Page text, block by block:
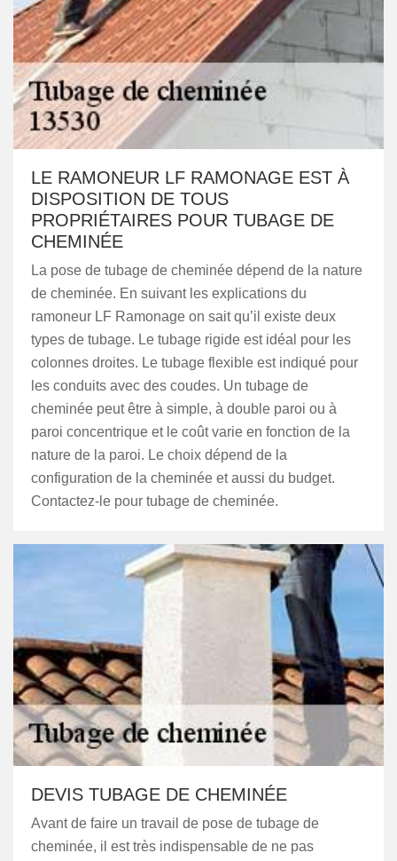
LE RAMONEUR LF RAMONAGE EST À
DISPOSITION DE TOUS
PROPRIÉTAIRES POUR TUBAGE DE
CHEMINÉE
La pose de tubage de cheminée dépend de la nature
de cheminée. En suivant les explications du
ramoneur LF Ramonage on sait qu’il existe deux
types de tubage. Le tubage rigide est idéal pour les
colonnes droites. Le tubage flexible est indiqué pour
les conduits avec des coudes. Un tubage de
cheminée peut être à simple, à double paroi ou à
paroi concentrique et le coût varie en fonction de la
nature de la paroi. Le choix dépend de la
configuration de la cheminée et aussi du budget.
Contactez-le pour tubage de cheminée.
DEVIS TUBAGE DE CHEMINÉE
Avant de faire un travail de pose de tubage de
cheminée, il est très indispensable de ne pas